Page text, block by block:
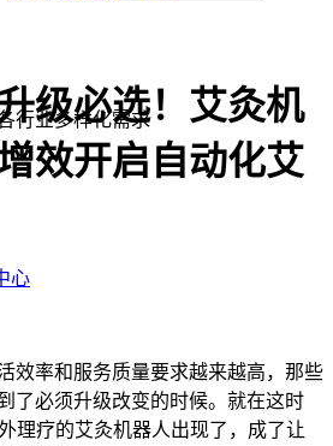
行业多样化需求
心
级必选！艾灸机
效开启自动化艾
效率和服务质量要求越来越高，那些
了必须升级改变的时候。就在这时
理疗的艾灸机器人出现了，成了让